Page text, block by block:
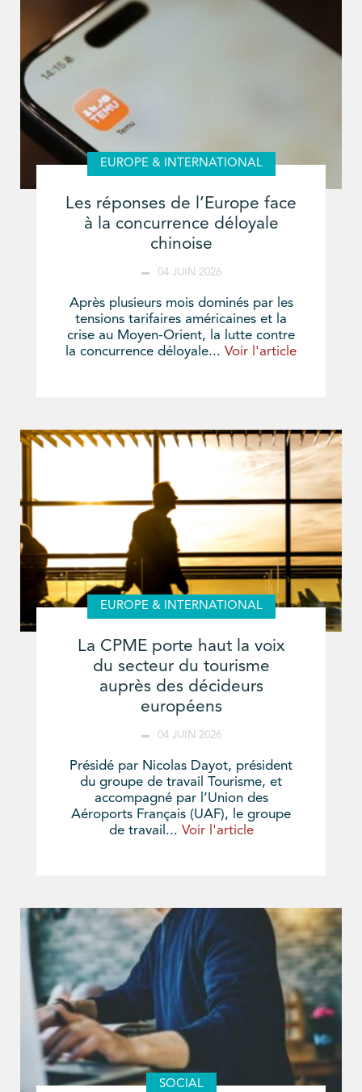
EUROPE & INTERNATIONAL
Les réponses de l’Europe face
à la concurrence déloyale
chinoise
04 JUIN 2026
Après plusieurs mois dominés par les
tensions tarifaires américaines et la
crise au Moyen-Orient, la lutte contre
la concurrence déloyale... Voir l'article
EUROPE & INTERNATIONAL
La CPME porte haut la voix
du secteur du tourisme
auprès des décideurs
européens
04 JUIN 2026
Présidé par Nicolas Dayot, président
du groupe de travail Tourisme, et
accompagné par l’Union des
Aéroports Français (UAF), le groupe
de travail... Voir l'article
SOCIAL